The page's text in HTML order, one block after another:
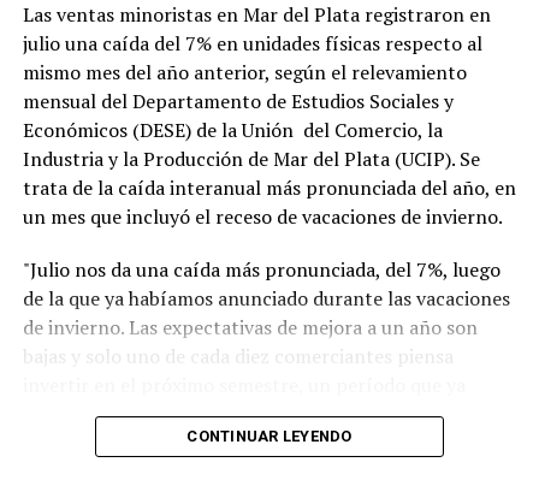
Las ventas minoristas en Mar del Plata registraron en
julio una caída del 7% en unidades físicas respecto al
mismo mes del año anterior, según el relevamiento
mensual del Departamento de Estudios Sociales y
Económicos (DESE) de la Unión del Comercio, la
Industria y la Producción de Mar del Plata (UCIP). Se
trata de la caída interanual más pronunciada del año, en
un mes que incluyó el receso de vacaciones de invierno.
"Julio nos da una caída más pronunciada, del 7%, luego
de la que ya habíamos anunciado durante las vacaciones
de invierno. Las expectativas de mejora a un año son
bajas y solo uno de cada diez comerciantes piensa
alcanza al inicio de la temporada de verano", afirmó
CONTINUAR LEYENDO